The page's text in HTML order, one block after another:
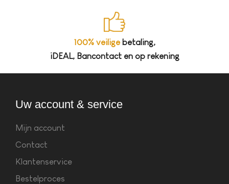
100% veiligebetaling,
iDEAL, Bancontact en op rekening
Uw account & service
Mijn account
Contact
Klantenservice
Bestelproces